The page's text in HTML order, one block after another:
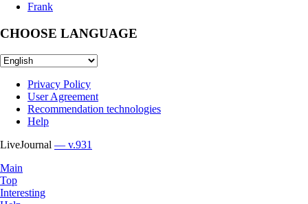
Frank
CHOOSE LANGUAGE
Privacy Policy
User Agreement
Recommendation technologies
Help
LiveJournal — v.931
Main
Top
Interesting